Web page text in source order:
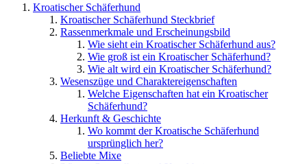
Kroatischer Schäferhund
Kroatischer Schäferhund Steckbrief
Rassenmerkmale und Erscheinungsbild
Wie sieht ein Kroatischer Schäferhund aus?
Wie groß ist ein Kroatischer Schäferhund?
Wie alt wird ein Kroatischer Schäferhund?
Wesenszüge und Charaktereigenschaften
Welche Eigenschaften hat ein Kroatischer
Schäferhund?
Herkunft & Geschichte
Wo kommt der Kroatische Schäferhund
ursprünglich her?
Beliebte Mixe